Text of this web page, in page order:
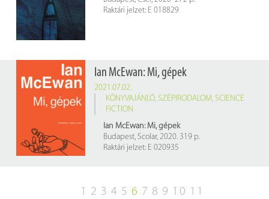
Raktári jelzet: E 018829
Ian McEwan: Mi, gépek
2021.07.02.
KÖNYVAJÁNLÓ, SZÉPIRODALOM, SCIENCE
FICTION
Ian McEwan: Mi, ​gépek
Budapest, Scolar, 2020. 319 p.
Raktári jelzet: E 020935
1 2 3 4 5 6 7 8 9 10 11